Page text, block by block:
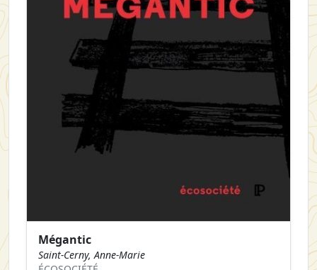
Mégantic
Saint-Cerny, Anne-Marie